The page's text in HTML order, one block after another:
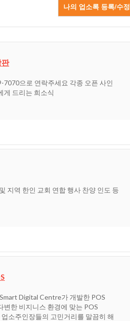
나의 업소록 등록/수정
판
으로 연락주세요 각종 오픈 사인
게 드리는 희소식
지역 한인 교회 연합 행사 찬양 인도 등
Digital Centre가 개발한 POS
한 비지니스 환경에 맞는 POS
소주인장들의 고민거리를 말끔히 해